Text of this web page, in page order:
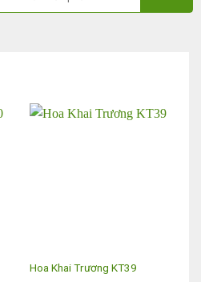
Hoa Khai Trương KT39